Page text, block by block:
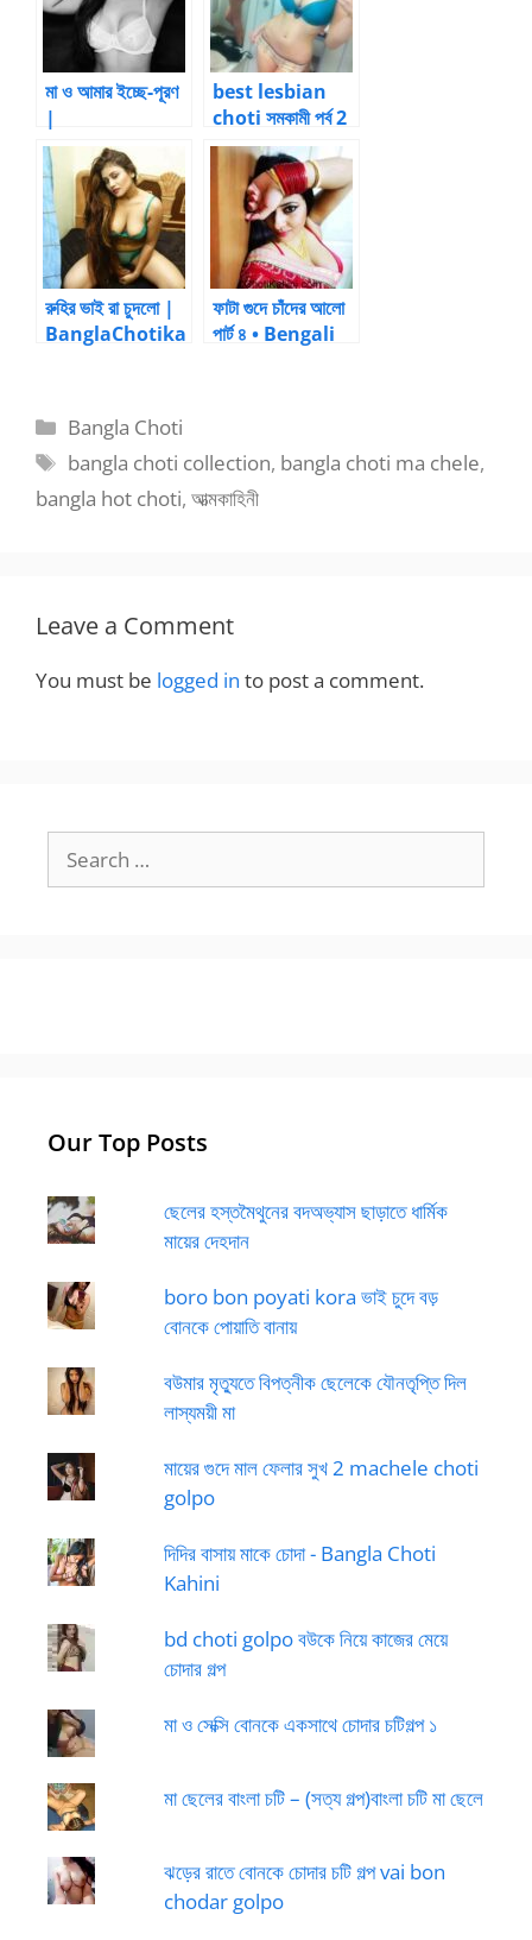
মা ও আমার ইচ্ছে-পূরণ
|
BanglaChotika
hini
best lesbian
choti সমকামী পর্ব 2
| Bangla choti
kahini
রুহির ভাই রা চুদলো |
BanglaChotika
ফাটা গুদে চাঁদের আলো
পার্ট ৪ • Bengali
Categories
Bangla Choti
Tags
bangla choti collection, bangla choti ma chele,
bangla hot choti, আত্মকাহিনী
Leave a Comment
You must be logged in to post a comment.
for:
Our Top Posts
ছেলের হস্তমৈথুনের বদঅভ্যাস ছাড়াতে ধার্মিক
মায়ের দেহদান
boro bon poyati kora ভাই চুদে বড়
বোনকে পোয়াতি বানায়
বউমার মৃত্যুতে বিপত্নীক ছেলেকে যৌনতৃপ্তি দিল
লাস্যময়ী মা
মায়ের গুদে মাল ফেলার সুখ 2 machele choti
golpo
দিদির বাসায় মাকে চোদা - Bangla Choti
Kahini
bd choti golpo বউকে নিয়ে কাজের মেয়ে
চোদার গল্প
মা ও সেক্সি বোনকে একসাথে চোদার চটিগল্প ১
মা ছেলের বাংলা চটি – (সত্য গল্প)বাংলা চটি মা ছেলে
ঝড়ের রাতে বোনকে চোদার চটি গল্প vai bon
chodar golpo